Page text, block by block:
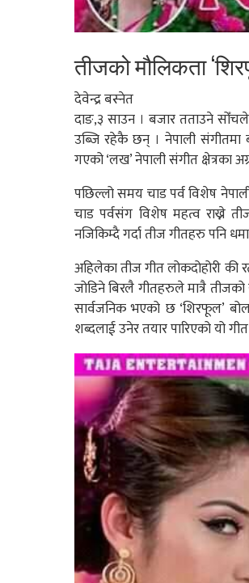
तीजको मौलिकता
देवेन्द्र बस्नेत
दाङ,३ साउन । बजार तताउने सोँचले
उब्जि रहेकै छन् । नेपाली संगीतमा
गएको ‘लख’ नेपाली संगीत क्षेत्रका
पछिल्लो समय चाड पर्व विशेष
चाड पर्वसंग विशेष महत्व राख्ने
नजिकिम्दै गर्दा तीज गीतहरु पनि
अहिलेका तीज गीत लोकदोहोरी की
जोडिने बिरलै गीतहरुले मात्रै
सार्वजनिक भएको छ ‘शिरफूल’
शब्दलाई उनेर तयार पारिएको यो